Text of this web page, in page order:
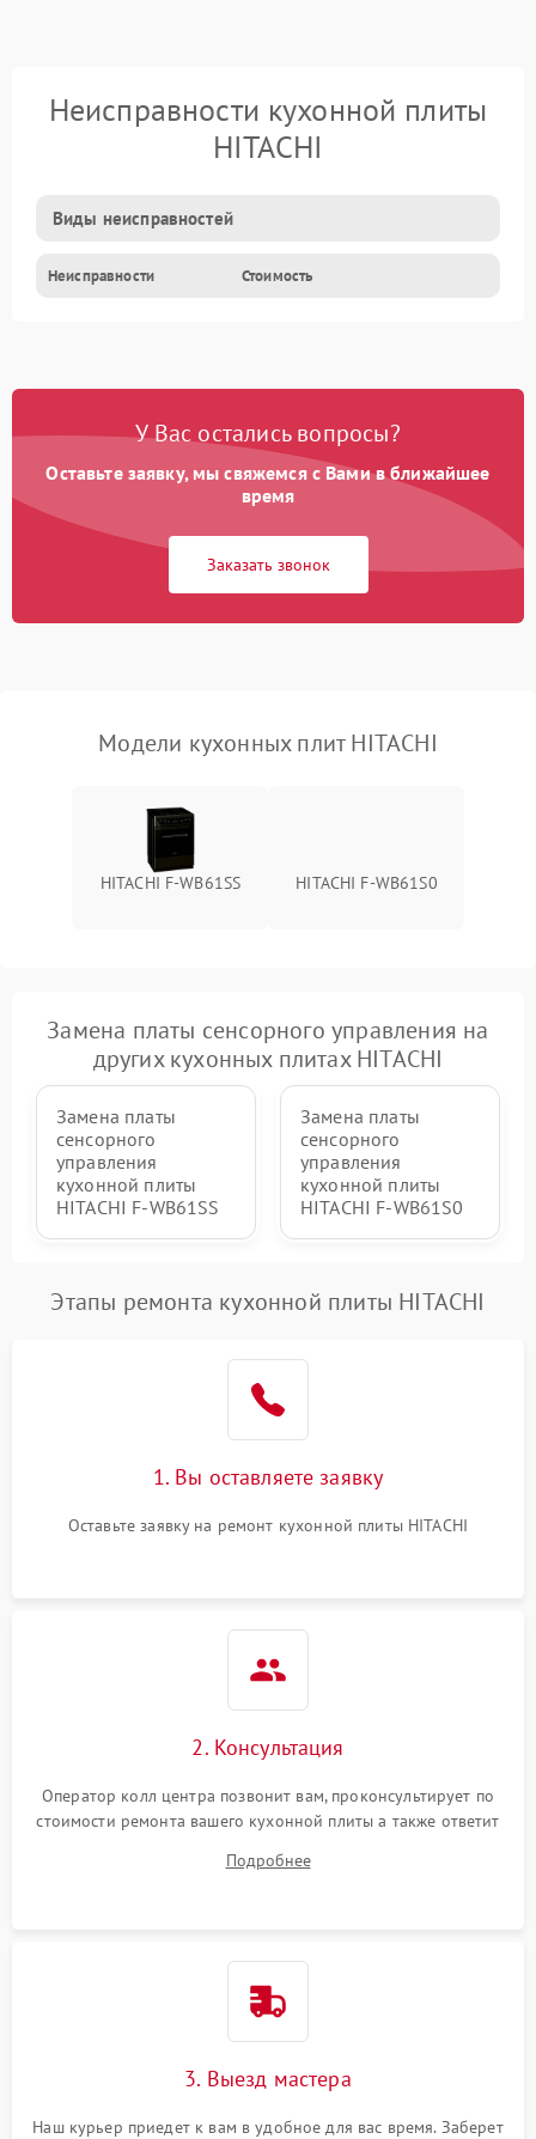
Неисправности кухонной плиты
HITACHI
Виды неисправностей
Неисправности Стоимость
У Вас остались вопросы?
Оставьте заявку, мы свяжемся с Вами в ближайшее
время
Заказать звонок
Модели кухонных плит HITACHI
HITACHI F-WB61SS HITACHI F-WB61S0
Замена платы сенсорного управления на
других кухонных плитах HITACHI
Замена платы
сенсорного
управления
кухонной плиты
HITACHI F-WB61SS
Замена платы
сенсорного
управления
кухонной плиты
HITACHI F-WB61S0
Этапы ремонта кухонной плиты HITACHI
1. Вы оставляете заявку
Оставьте заявку на ремонт кухонной плиты HITACHI
2. Консультация
Оператор колл центра позвонит вам, проконсультирует по
стоимости ремонта вашего кухонной плиты а также ответит
Подробнее
3. Выезд мастера
Наш курьер приедет к вам в удобное для вас время. Заберет